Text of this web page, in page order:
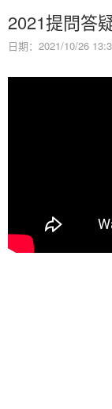
2021提問答
日期：2021/10/26